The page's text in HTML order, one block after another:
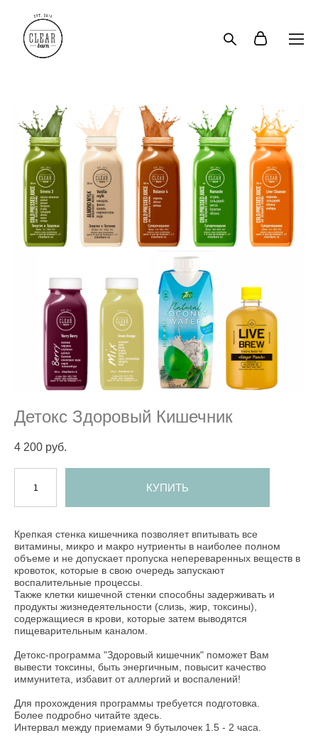
Детокс Здоровый Кишечник
4 200 pуб.
КУПИТЬ
Крепкая стенка кишечника позволяет впитывать все
витамины, микро и макро нутриенты в наиболее полном
объеме и не допускает пропуска непереваренных веществ в
кровоток, которые в свою очередь запускают
воспалительные процессы.
Также клетки кишечной стенки способны задерживать и
продукты жизнедеятельности (слизь, жир, токсины),
содержащиеся в крови, которые затем выводятся
пищеварительным каналом.
Детокс-программа "Здоровый кишечник" поможет Вам
вывести токсины, быть энергичным, повысит качество
иммунитета, избавит от аллергий и воспалений!
Для прохождения программы требуется подготовка.
Более подробно читайте здесь
Интервал между приемами 9 бутылочек 1.5 - 2 часа.